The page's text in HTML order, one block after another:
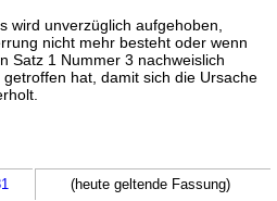
unverzüglich aufgehoben,
nicht mehr besteht oder wenn
Satz 1 Nummer 3 nachweislich
hat, damit sich die Ursache
(heute geltende Fassung)